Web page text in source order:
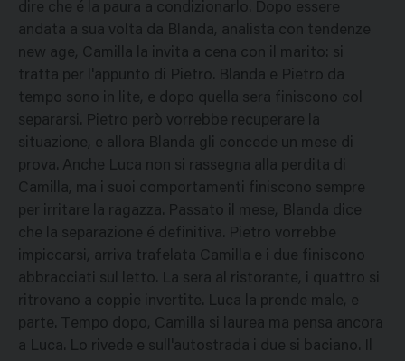
dire che é la paura a condizionarlo. Dopo essere
andata a sua volta da Blanda, analista con tendenze
new age, Camilla la invita a cena con il marito: si
tratta per l'appunto di Pietro. Blanda e Pietro da
tempo sono in lite, e dopo quella sera finiscono col
separarsi. Pietro però vorrebbe recuperare la
situazione, e allora Blanda gli concede un mese di
prova. Anche Luca non si rassegna alla perdita di
Camilla, ma i suoi comportamenti finiscono sempre
per irritare la ragazza. Passato il mese, Blanda dice
che la separazione é definitiva. Pietro vorrebbe
impiccarsi, arriva trafelata Camilla e i due finiscono
abbracciati sul letto. La sera al ristorante, i quattro si
ritrovano a coppie invertite. Luca la prende male, e
parte. Tempo dopo, Camilla si laurea ma pensa ancora
a Luca. Lo rivede e sull'autostrada i due si baciano. Il